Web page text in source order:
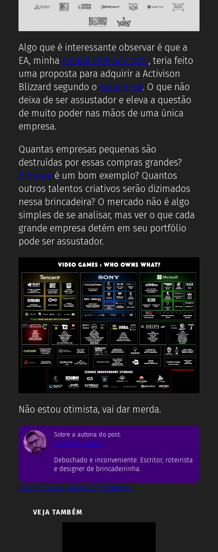
Algo que é interessante observar é que a
EA, minha amada Eletronic Arts, teria feito
uma proposta para adquirir a Activison
Blizzard segundo o GameSpot. O que não
deixa de ser assustador e eleva a questão
de muito poder nas mãos de uma única
empresa.
Quantas empresas pequenas são
destruídas por essas compras grandes?
Bioware é um bom exemplo? Quantos
outros talentos criativos serão dizimados
nessa brincadeira? O mercado não é algo
simples de se analisar, mas ver o que cada
grande empresa detém em seu portfólio
pode ser assustador.
Não estou otimista, vai dar merda.
Sobre a autoria do post:
Rodrigo Castro
Debochado e inconveniente. Escritor, roteirista
e designer de brincadeirinha.
Blizzard Games Microsoft Tecnologia
VEJA TAMBÉM